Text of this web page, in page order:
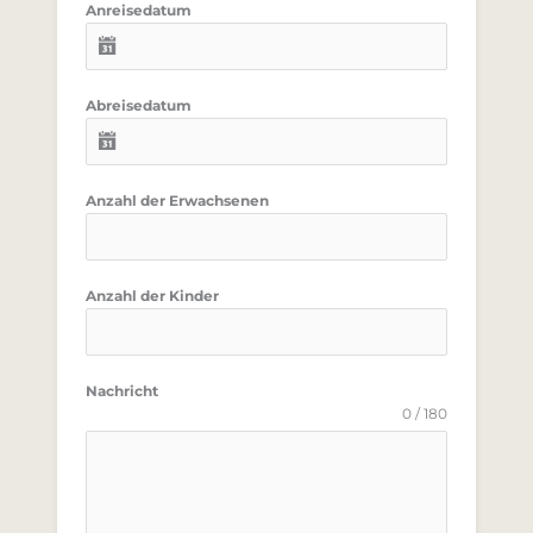
Anreisedatum
Abreisedatum
Anzahl der Erwachsenen
Anzahl der Kinder
Nachricht
0 / 180